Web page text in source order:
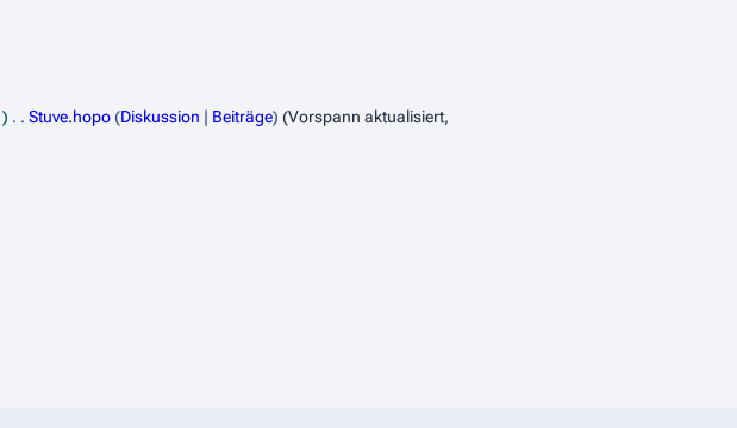
Stuve.hopo Diskussion Beiträge (Vorspann aktualisiert,